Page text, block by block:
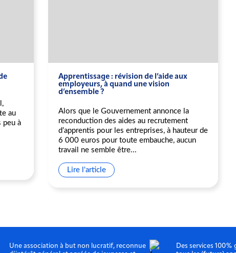
au
peu à
Apprentissage : révision de l’aide aux
employeurs, à quand une vision
d’ensemble ?
Alors que le Gouvernement annonce la
reconduction des aides au recrutement
d’apprentis pour les entreprises, à hauteur de
6 000 euros pour toute embauche, aucun
travail ne semble être...
Lire l'article
Une association à but non lucratif, reconnue
Des services